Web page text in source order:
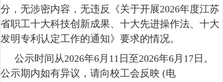
分，无涉密内容，无违反《关于开展2026年度江苏
省职工十大科技创新成果、十大先进操作法、十大
发明专利认定工作的通知》要求的情况。
公示时间从2026年6月 11 日至2026年6月 17日 。
公示期内如有异议，请向校工会反映 (电